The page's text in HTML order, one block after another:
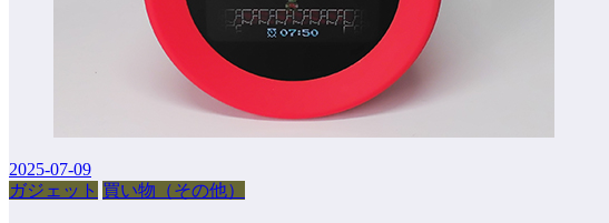
2025-07-09
ガジェット 買い物（その他）